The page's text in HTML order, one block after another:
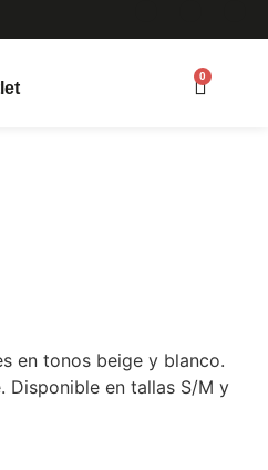
0
en tonos beige y blanco.
Disponible en tallas S/M y